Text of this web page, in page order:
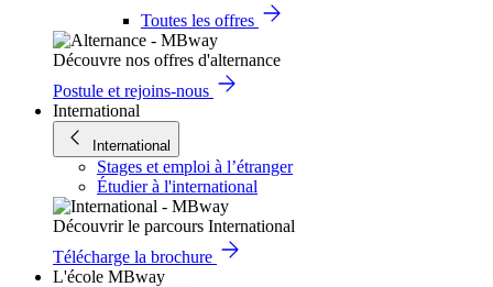
Toutes les offres
Découvre nos offres d'alternance
Postule et rejoins-nous
International
International
Stages et emploi à l’étranger
Étudier à l'international
Découvrir le parcours International
Télécharge la brochure
L'école MBway